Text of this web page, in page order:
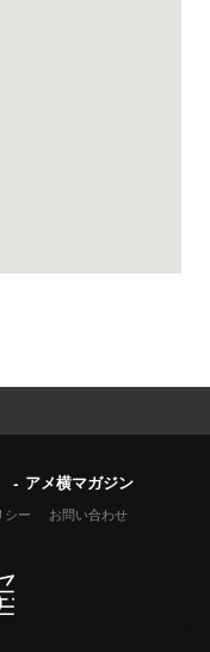
アメ横マガジン
シー お問い合わせ